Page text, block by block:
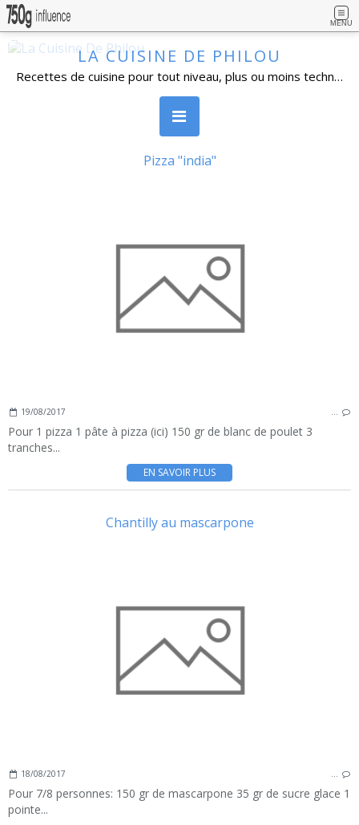
MENU
LA CUISINE DE PHILOU
Recettes de cuisine pour tout niveau, plus ou moins technique, avec beaucoup de détails. Cuisine familiale, simples dans l'ensemble et réalisables par un grand nombre de personnes. Vous pouvez vous inscrire à la newsletter, poser vos questions et laisser un commentaire.
Pizza "india"
19/08/2017 …
Pour 1 pizza 1 pâte à pizza (ici) 150 gr de blanc de poulet 3
tranches...
EN SAVOIR PLUS
Chantilly au mascarpone
18/08/2017 …
Pour 7/8 personnes: 150 gr de mascarpone 35 gr de sucre glace 1
pointe...